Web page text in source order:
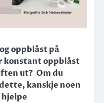
oppblåst på
konstant oppblåst
ut? Om du
kanskje noen
hjelpe